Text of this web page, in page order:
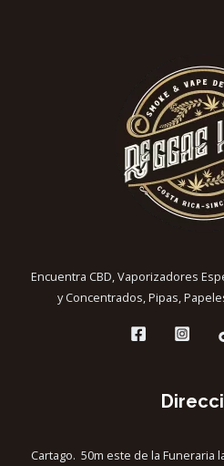
Encuentra CBD, Vaporizadores
y Concentrados, Pipas,
Cartago. 50m este de la Funeraria